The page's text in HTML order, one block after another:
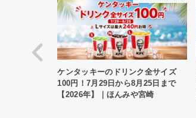
知らんで損した！大きすぎるお風呂
はリッチどころか寒くて大変だった
話｜ほんみや宮崎